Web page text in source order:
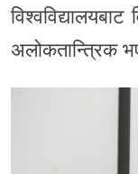
अलोकतान्त्रिक